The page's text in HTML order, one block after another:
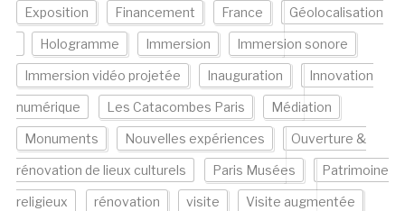
Exposition Financement France Géolocalisation
Hologramme Immersion Immersion sonore
Immersion vidéo projetée Inauguration Innovation
numérique Les Catacombes Paris Médiation
Monuments Nouvelles expériences Ouverture &
rénovation de lieux culturels Paris Musées Patrimoine
religieux rénovation visite Visite augmentée